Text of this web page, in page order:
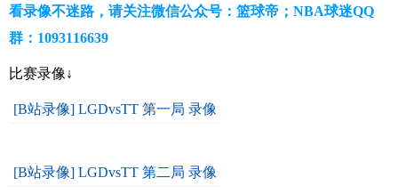
看录像不迷路，请关注微信公众号：篮球帝；NBA球迷QQ
群：1093116639
比赛录像↓
[B站录像] LGDvsTT 第一局 录像
[B站录像] LGDvsTT 第二局 录像